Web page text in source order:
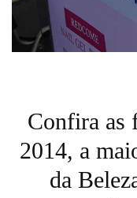
Confira as
2014, a
da